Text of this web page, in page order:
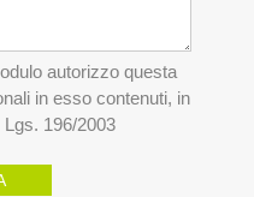
autorizzo questa
in esso contenuti, in
196/2003